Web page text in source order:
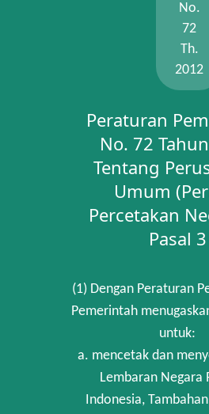
No.
72
Th.
2012
Peraturan
No. 72
Tentang
Umum
Percetakan
Pasal 3
(1) Dengan Peraturan
Pemerintah
untuk:
a. mencetak dan
Lembaran Negara
Indonesia,